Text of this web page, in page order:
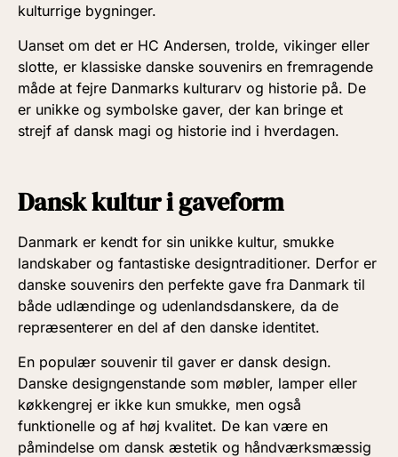
kulturrige bygninger.
Uanset om det er HC Andersen, trolde, vikinger eller
slotte, er klassiske danske souvenirs en fremragende
måde at fejre Danmarks kulturarv og historie på. De
er unikke og symbolske gaver, der kan bringe et
strejf af dansk magi og historie ind i hverdagen.
Dansk kultur i gaveform
Danmark er kendt for sin unikke kultur, smukke
landskaber og fantastiske designtraditioner. Derfor er
danske souvenirs den perfekte gave fra Danmark til
både udlændinge og udenlandsdanskere, da de
repræsenterer en del af den danske identitet.
En populær souvenir til gaver er dansk design.
Danske designgenstande som møbler, lamper eller
køkkengrej er ikke kun smukke, men også
funktionelle og af høj kvalitet. De kan være en
påmindelse om dansk æstetik og håndværksmæssig